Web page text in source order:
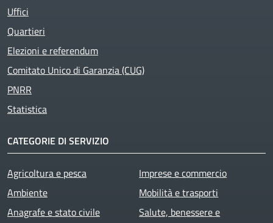
Uffici
Quartieri
Elezioni e referendum
Comitato Unico di Garanzia (CUG)
PNRR
Statistica
CATEGORIE DI SERVIZIO
Agricoltura e pesca
Ambiente
Anagrafe e stato civile
Imprese e commercio
Mobilità e trasporti
Salute, benessere e